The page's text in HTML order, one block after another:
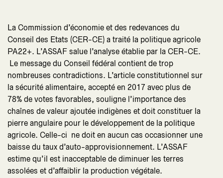
La Commission d’économie et des redevances du
Conseil des Etats (CER-CE) a traité la politique agricole
PA22+. L’ASSAF salue l’analyse établie par la CER-CE.
Le message du Conseil fédéral contient de trop
nombreuses contradictions. L’article constitutionnel sur
la sécurité alimentaire, accepté en 2017 avec plus de
78% de votes favorables, souligne l’importance des
chaînes de valeur ajoutée indigènes et doit constituer la
pierre angulaire pour le développement de la politique
agricole. Celle-ci ne doit en aucun cas occasionner une
baisse du taux d’auto-approvisionnement. L’ASSAF
estime qu’il est inacceptable de diminuer les terres
assolées et d’affaiblir la production végétale.